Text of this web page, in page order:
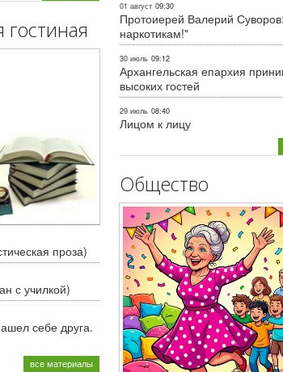
гостиная
проза)
с училкой)
себе друга.
все материалы
01 август 09:30
Протоиерей Валерий
наркотикам!"
30 июль 09:12
Архангельская епархия
высоких гостей
29 июль 08:40
Лицом к лицу
Общество